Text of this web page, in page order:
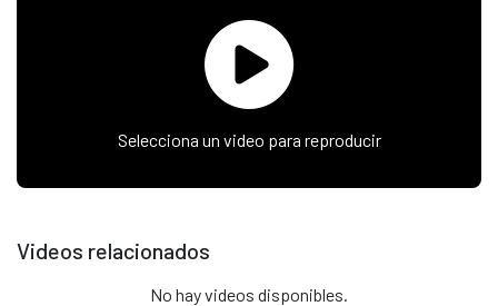
Selecciona un video para reproducir
Videos relacionados
No hay videos disponibles.